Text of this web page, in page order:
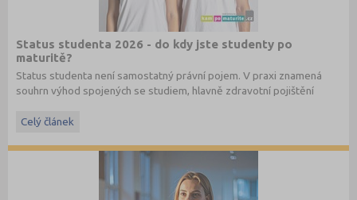
Status studenta 2026 - do kdy jste studenty po
maturitě?
Status studenta není samostatný právní pojem. V praxi znamená
souhrn výhod spojených se studiem, hlavně zdravotní pojištění
Celý článek